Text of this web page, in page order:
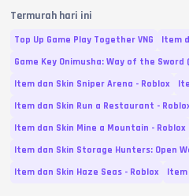
Termurah hari ini
Top Up Game Play Together VNG
Item
Game Key Onimusha: Way of the Sword
Item dan Skin Sniper Arena - Roblox
Item dan Skin Run a Restaurant -
Item dan Skin Mine a Mountain - Roblox
Item dan Skin Storage Hunters: Open
Item dan Skin Haze Seas - Roblox
Item